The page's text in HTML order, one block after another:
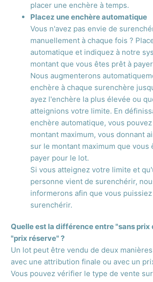
placer une enchère à temps.
Placez une enchère automatique
Vous n'avez pas envie de
manuellement à chaque fois ?
automatique et indiquez à notre
montant que vous êtes prêt à
Nous augmenterons
enchère à chaque surenchère
ayez l'enchère la plus élevée ou
atteignions votre limite. En
enchère automatique, vous
montant maximum, vous donnant
sur le montant maximum que vous
payer pour le lot.
Si vous atteignez votre limite et
personne vient de surenchérir,
informerons afin que vous
surenchérir.
Quelle est la différence entre "sans prix
"prix réserve" ?
Un lot peut être vendu de deux
avec une attribution finale ou avec un
Vous pouvez vérifier le type de vente